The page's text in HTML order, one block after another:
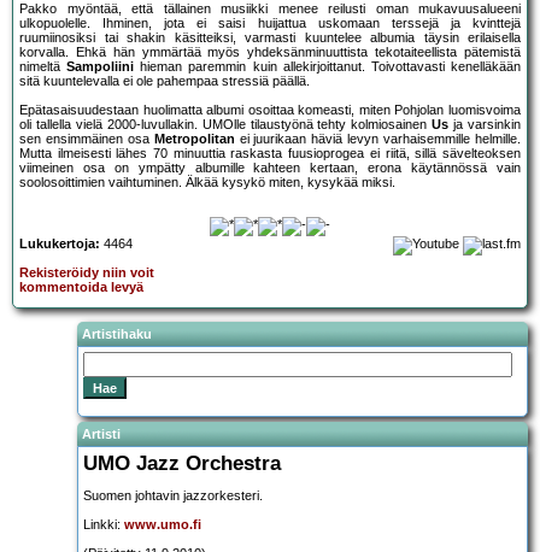
Pakko myöntää, että tällainen musiikki menee reilusti oman mukavuusalueeni
ulkopuolelle. Ihminen, jota ei saisi huijattua uskomaan terssejä ja kvinttejä
ruumiinosiksi tai shakin käsitteiksi, varmasti kuuntelee albumia täysin erilaisella
korvalla. Ehkä hän ymmärtää myös yhdeksänminuuttista tekotaiteellista pätemistä
nimeltäSampoliini hieman paremmin kuin allekirjoittanut. Toivottavasti kenelläkään
sitä kuuntelevalla ei ole pahempaa stressiä päällä.
Epätasaisuudestaan huolimatta albumi osoittaa komeasti, miten Pohjolan luomisvoima
oli tallella vielä 2000-luvullakin. UMOlle tilaustyönä tehty kolmiosainenUs ja varsinkin
sen ensimmäinen osa Metropolitan ei juurikaan häviä levyn varhaisemmille helmille.
Mutta ilmeisesti lähes 70 minuuttia raskasta fuusioprogea ei riitä, sillä sävelteoksen
viimeinen osa on ympätty albumille kahteen kertaan, erona käytännössä vain
soolosoittimien vaihtuminen. Älkää kysykö miten, kysykää miksi.
Lukukertoja: 4464
Rekisteröidy niin voit
kommentoida levyä
Artistihaku
Artisti
UMO Jazz Orchestra
Suomen johtavin jazzorkesteri.
Linkki: www.umo.fi